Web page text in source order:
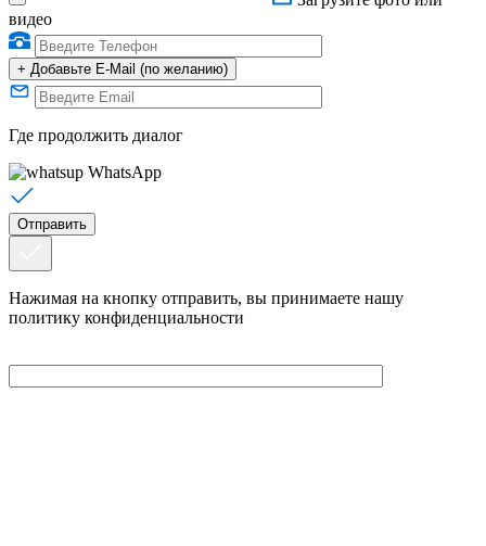
видео
+ Добавьте E-Mail (по желанию)
Где продолжить диалог
WhatsApp
Нажимая на кнопку отправить, вы принимаете нашу
политику конфиденциальности